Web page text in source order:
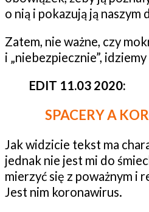
o nią i pokazują ją naszym
Zatem, nie ważne, czy
i „niebezpiecznie”,
EDIT 11.03 2020:
SPACERY A
Jak widzicie tekst ma
jednak nie jest mi do
mierzyć się z poważnym i
Jest nim koronawirus.